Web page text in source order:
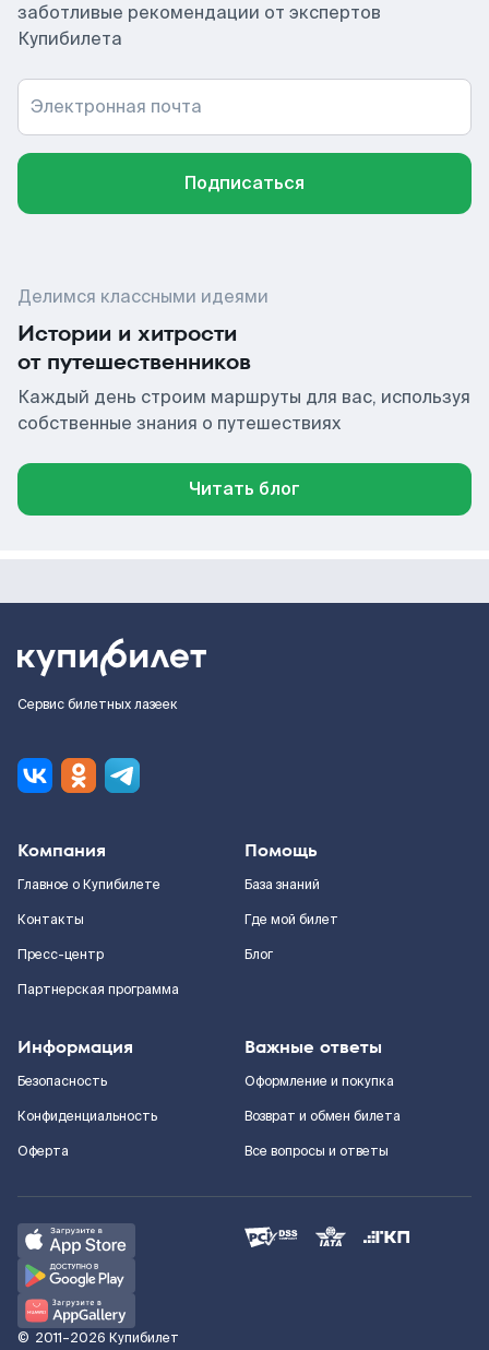
заботливые рекомендации от экспертов
Купибилета
Электронная почта
Подписаться
Делимся классными идеями
Истории и хитрости
от путешественников
Каждый день строим маршруты для вас, используя
собственные знания о путешествиях
Читать блог
Сервис билетных лазеек
Компания
Главное о Купибилете
Контакты
Пресс-центр
Партнерская программа
Помощь
База знаний
Где мой билет
Блог
Информация
Безопасность
Конфиденциальность
Оферта
Важные ответы
Оформление и покупка
Возврат и обмен билета
Все вопросы и ответы
© 2011–2026 Купибилет